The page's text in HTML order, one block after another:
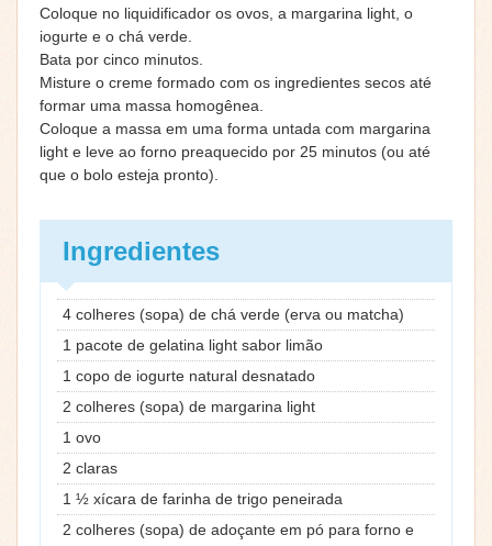
Coloque no liquidificador os ovos, a margarina light, o
iogurte e o chá verde.
Bata por cinco minutos.
Misture o creme formado com os ingredientes secos até
formar uma massa homogênea.
Coloque a massa em uma forma untada com margarina
light e leve ao forno preaquecido por 25 minutos (ou até
que o bolo esteja pronto).
Ingredientes
4 colheres (sopa) de chá verde (erva ou matcha)
1 pacote de gelatina light sabor limão
1 copo de iogurte natural desnatado
2 colheres (sopa) de margarina light
1 ovo
2 claras
1 ½ xícara de farinha de trigo peneirada
2 colheres (sopa) de adoçante em pó para forno e